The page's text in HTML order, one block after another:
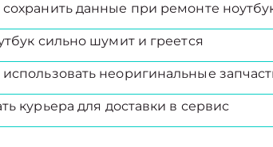
данные при ремонте
сильно шумит и греется
неоригинальные
курьера для доставки в сервис